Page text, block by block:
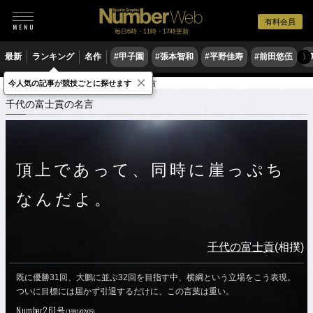
有料会員
毎日6時・11時・17時更新
最新 ランキング 名作 #甲子園 #張本智和 #平野佳寿 #前田悠伍 〉
スポーツ名言集 チ 千代の富士の名言
千代の富士貢の名言
頂上であって、同時に崖っぷち
なんだよ。
千代の富士貢(相撲)
既に優勝31回、大鵬に並ぶ32回を目指す中、横綱という立場をこう表現。
ついに目標には届かず引退するだけに、この言葉は重い。
Number261号
今人気の記事が競技ごとに探せます ×